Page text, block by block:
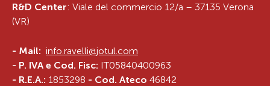
R&D Center: Viale del commercio 12/a – 37135 Verona
(VR)
- Mail: info.ravelli@jotul.com
- P. IVA e Cod. Fisc: IT05840400963
- R.E.A.: 1853298 - Cod. Ateco 46842